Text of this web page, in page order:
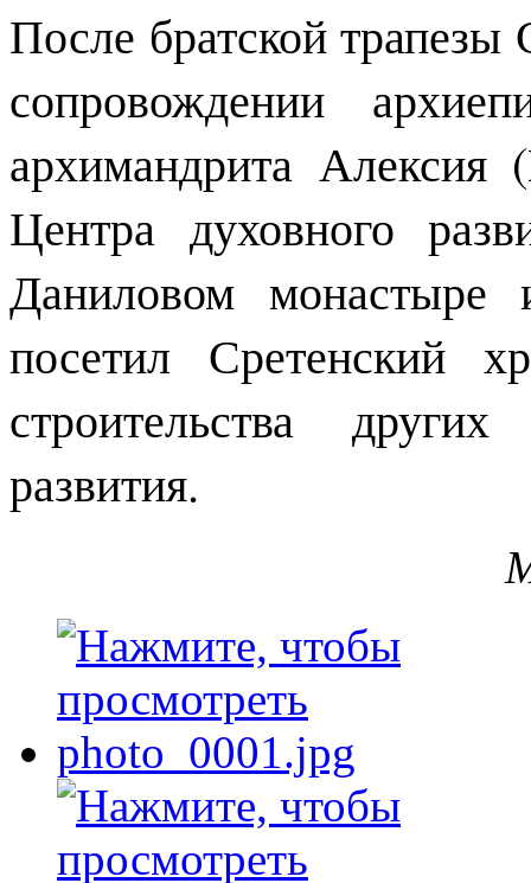
После братской
сопровождении
архимандрита Алексия
Центра духовного
Даниловом монастыре
посетил Сретенский
строительства
развития.